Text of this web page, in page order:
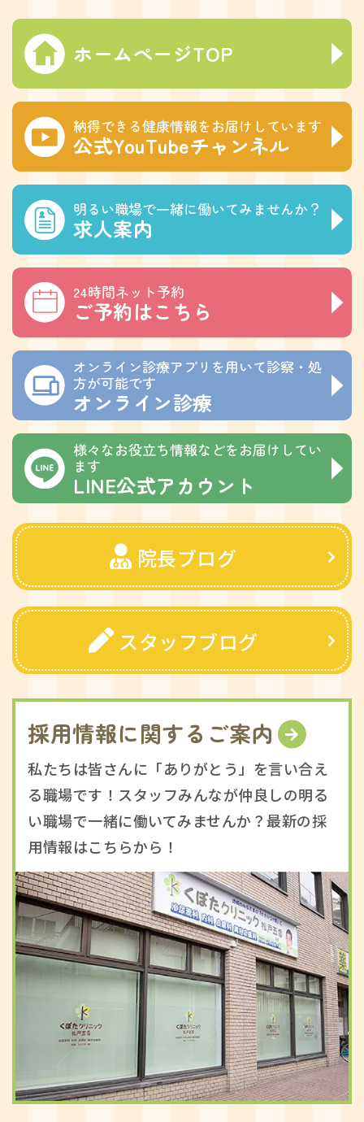
ホームページTOP
納得できる健康情報をお届けしています
公式YouTubeチャンネル
明るい職場で一緒に働いてみませんか？
求人案内
24時間ネット予約
ご予約はこちら
オンライン診療アプリを用いて診察・処
方が可能です
オンライン診療
様々なお役立ち情報などをお届けしてい
ます
LINE公式アカウント
院長ブログ
スタッフブログ
採用情報に関するご案内
私たちは皆さんに「ありがとう」を言い合え
る職場です！スタッフみんなが仲良しの明る
い職場で一緒に働いてみませんか？最新の採
用情報はこちらから！